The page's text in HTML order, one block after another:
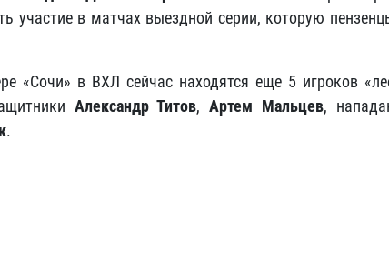
участие в матчах выездной серии, которую
«Сочи» в ВХЛ сейчас находятся еще 5 игроков
Александр Титов,Артем Мальцев,
.